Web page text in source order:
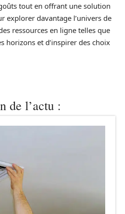
tout en offrant une solution
explorer davantage l’univers de
ressources en ligne telles que
horizons et d’inspirer des choix
de l’actu :